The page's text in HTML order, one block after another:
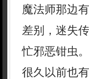
魔法师那边
差别，迷失
忙邪恶钳虫
很久以前也